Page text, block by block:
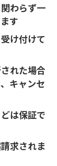
わらず一
す
け付けて
れた場合
キャンセ
は保証で
求されま